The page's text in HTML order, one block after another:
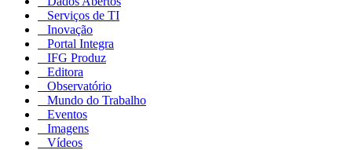
Serviços de TI
Inovação
Portal Integra
IFG Produz
Editora
Observatório
Mundo do Trabalho
Eventos
Imagens
Vídeos